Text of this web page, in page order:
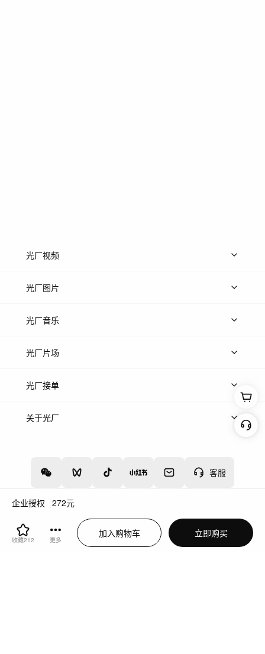
企业授权 272元
收藏212 更多
加入购物车 立即购买
客服
光厂视频
上传视频
光厂图片
上传图片
光厂音乐
热门音乐
光厂片场
上传案例
光厂接单
上架服务
关于光厂
增值电信业务经营许可证：川B2-20160192
蜀ICP备12020238号-4
川公网安备51019002000262 违法和不良信息举报中心